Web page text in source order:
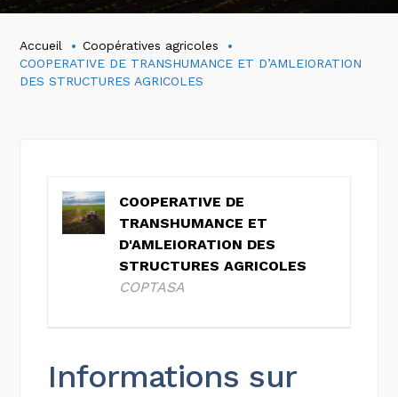
Accueil
Coopératives agricoles
COOPERATIVE DE TRANSHUMANCE ET D’AMLEIORATION
DES STRUCTURES AGRICOLES
COOPERATIVE DE
TRANSHUMANCE ET
D'AMLEIORATION DES
STRUCTURES AGRICOLES
COPTASA
Informations sur